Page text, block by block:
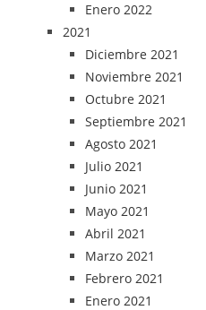
Enero 2022
2021
Diciembre 2021
Noviembre 2021
Octubre 2021
Septiembre 2021
Agosto 2021
Julio 2021
Junio 2021
Mayo 2021
Abril 2021
Marzo 2021
Febrero 2021
Enero 2021